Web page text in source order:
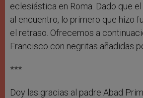
eclesiástica en Roma. Dado que
al encuentro, lo primero que hizo
el retraso. Ofrecemos a
Francisco con negritas añadidas
***
Doy las gracias al padre Abad